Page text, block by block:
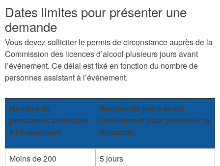
Dates limites pour présenter une
demande
Vous devez solliciter le permis de circonstance auprès de la
Commission des licences d’alcool plusieurs jours avant
l’événement. Ce délai est fixé en fonction du nombre de
personnes assistant à l’événement.
Nombre de
personnes attendues
à l’événement
Nombre de jours avant
l’événement pour présenter la
demande
Moins de 200
5 jours